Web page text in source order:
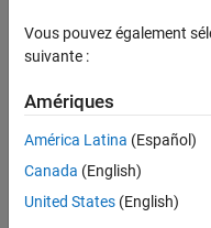
Support client
Équipe Business Model
Actuellement,
aucune
offre
d'emploi
Vous pouvez également
suivante :
Amériques
América Latina (Español)
Canada (English)
United States (English)